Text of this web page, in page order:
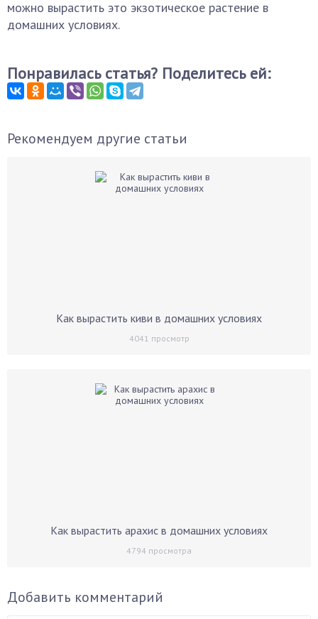
можно вырастить это экзотическое растение в
домашних условиях.
Понравилась статья? Поделитесь ей:
Рекомендуем другие статьи
Как вырастить киви в домашних условиях
4041 просмотр
Как вырастить арахис в домашних условиях
4794 просмотра
Добавить комментарий